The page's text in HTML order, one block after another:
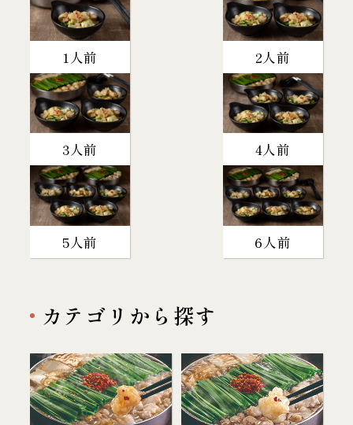
1人前 2人前
3人前 4人前
5人前 6人前
カテゴリから探す